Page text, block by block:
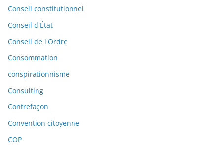
Conseil constitutionnel
Conseil d'État
Conseil de l'Ordre
Consommation
conspirationnisme
Consulting
Contrefaçon
Convention citoyenne
COP